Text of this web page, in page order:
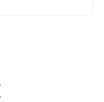
者...